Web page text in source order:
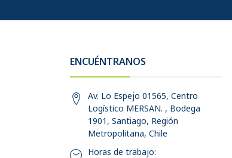
ENCUÉNTRANOS
Av. Lo Espejo 01565, Centro
Logístico MERSAN. , Bodega
1901, Santiago, Región
Metropolitana, Chile
Horas de trabajo: